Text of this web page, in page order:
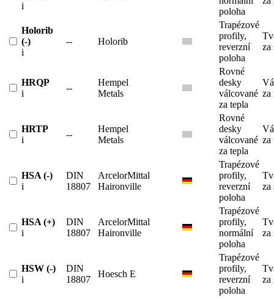
i
poloha
Holorib
(-)
i
-- Holorib
Trapézové
profily,
reverzní
poloha
za
HRQP
i
--
Hempel
Metals
Rovné
desky
válcované
za tepla
za
HRTP
i
--
Hempel
Metals
Rovné
desky
válcované
za tepla
za
HSA (-)
i
DIN
18807
ArcelorMittal
Haironville
Trapézové
profily,
reverzní
poloha
za
HSA (+)
i
DIN
18807
ArcelorMittal
Haironville
Trapézové
profily,
normální
poloha
za
HSW (-)
i
DIN
18807
Hoesch E
Trapézové
profily,
reverzní
poloha
za